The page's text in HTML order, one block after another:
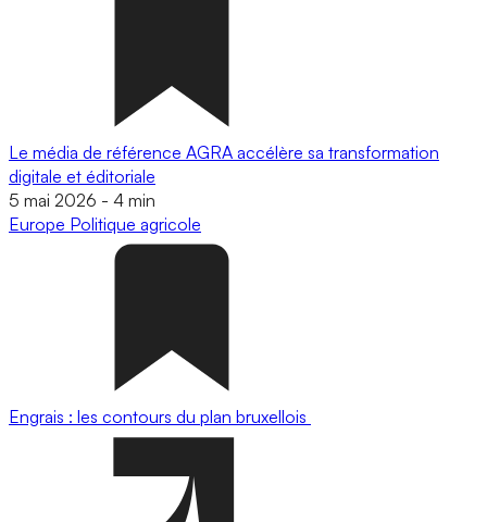
Le média de référence AGRA accélère sa transformation
digitale et éditoriale
5 mai 2026 - 4 min
Europe Politique agricole
Engrais : les contours du plan bruxellois